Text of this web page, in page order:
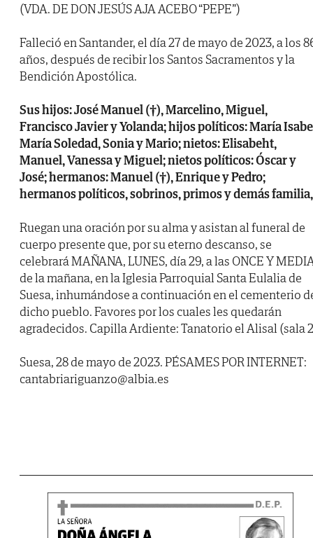
(VDA. DE DON JESÚS AJA ACEBO “PEPE”)
Falleció en Santander, el día 27 de mayo de 2023, a los
años, después de recibir los Santos Sacramentos y la
Bendición Apostólica.
Sus hijos: José Manuel (†), Marcelino, Miguel,
Francisco Javier y Yolanda; hijos políticos: María
María Soledad, Sonia y Mario; nietos: Elisabeht,
Manuel, Vanessa y Miguel; nietos políticos: Óscar y
José; hermanos: Manuel (†), Enrique y Pedro;
hermanos políticos, sobrinos, primos y demás familia,
Ruegan una oración por su alma y asistan al funeral de
cuerpo presente que, por su eterno descanso, se
celebrará MAÑANA, LUNES, día 29, a las ONCE Y
de la mañana, en la Iglesia Parroquial Santa Eulalia de
Suesa, inhumándose a continuación en el cementerio
dicho pueblo. Favores por los cuales les quedarán
agradecidos. Capilla Ardiente: Tanatorio el Alisal (sala
Suesa, 28 de mayo de 2023. PÉSAMES POR INTERNET:
cantabriariguanzo@albia.es